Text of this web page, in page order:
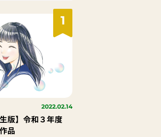
1
2022.02.14
版】令和３年度
品